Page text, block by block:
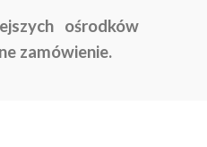
ośrodków
zamówienie.